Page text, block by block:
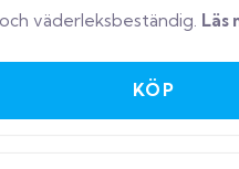
väderleksbeständig. Läs
KÖP